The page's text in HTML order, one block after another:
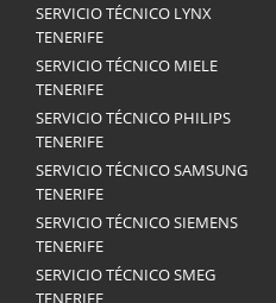
SERVICIO TÉCNICO LYNX
TENERIFE
SERVICIO TÉCNICO MIELE
TENERIFE
SERVICIO TÉCNICO PHILIPS
TENERIFE
SERVICIO TÉCNICO SAMSUNG
TENERIFE
SERVICIO TÉCNICO SIEMENS
TENERIFE
SERVICIO TÉCNICO SMEG
TENERIFE